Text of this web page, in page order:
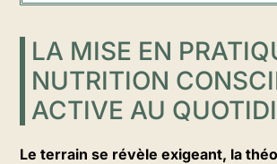
LA MISE EN
NUTRITION
ACTIVE AU
Le terrain se révèle exigeant, la